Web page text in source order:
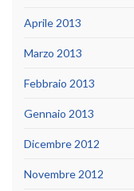
Aprile 2013
Marzo 2013
Febbraio 2013
Gennaio 2013
Dicembre 2012
Novembre 2012